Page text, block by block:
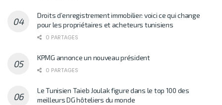
Droits d’enregistrement immobilier: voici ce qui change
pour les propriétaires et acheteurs tunisiens
0 PARTAGES
KPMG annonce un nouveau président
0 PARTAGES
Le Tunisien Taieb Joulak figure dans le top 100 des
meilleurs DG hôteliers du monde